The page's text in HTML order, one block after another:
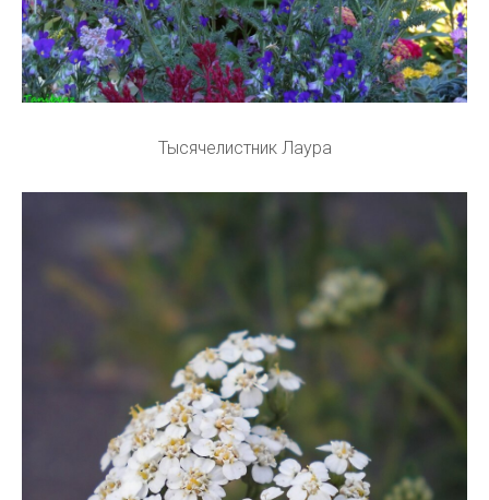
Тысячелистник Лаура